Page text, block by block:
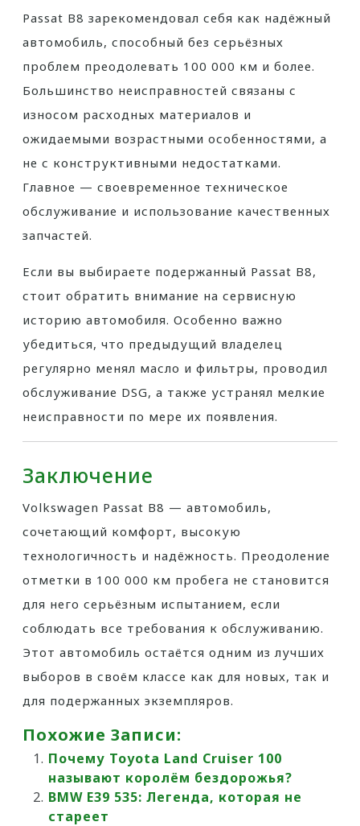
Passat B8 зарекомендовал себя как надёжный
автомобиль, способный без серьёзных
проблем преодолевать 100 000 км и более.
Большинство неисправностей связаны с
износом расходных материалов и
ожидаемыми возрастными особенностями, а
не с конструктивными недостатками.
Главное — своевременное техническое
обслуживание и использование качественных
запчастей.
Если вы выбираете подержанный Passat B8,
стоит обратить внимание на сервисную
историю автомобиля. Особенно важно
убедиться, что предыдущий владелец
регулярно менял масло и фильтры, проводил
обслуживание DSG, а также устранял мелкие
неисправности по мере их появления.
Заключение
Volkswagen Passat B8 — автомобиль,
сочетающий комфорт, высокую
технологичность и надёжность. Преодоление
отметки в 100 000 км пробега не становится
для него серьёзным испытанием, если
соблюдать все требования к обслуживанию.
Этот автомобиль остаётся одним из лучших
выборов в своём классе как для новых, так и
для подержанных экземпляров.
Похожие Записи:
Почему Toyota Land Cruiser 100
называют королём бездорожья?
BMW E39 535: Легенда, которая не
стареет